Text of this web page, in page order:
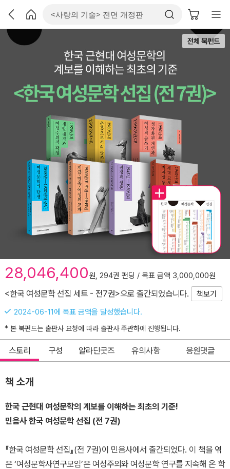
전체 북펀드
28,046,400원, 294권 펀딩 / 목표 금액 3,000,000원
<한국 여성문학 선집 세트 - 전7권>으로 출간되었습니다.
책보기
2024-06-11에 목표 금액을 달성했습니다.
* 본 북펀드는 출판사 요청에 따라 출판사 주관하에 진행됩니다.
스토리 구성 알라딘굿즈 유의사항 응원댓글
책 소개
한국 근현대 여성문학의 계보를 이해하는 최초의 기준!
민음사 한국 여성문학 선집 (전 7권)
『한국 여성문학 선집』(전 7권)이 민음사에서 출간되었다. 이 책을 엮
은 ‘여성문학사연구모임’은 여성주의와 여성문학 연구를 지속해 온 학